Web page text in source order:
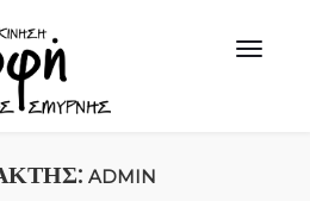
ADMIN